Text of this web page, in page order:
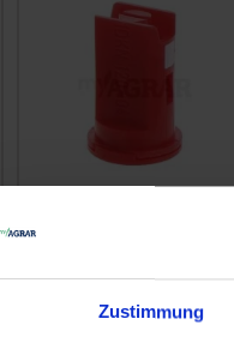
Zustimmung
Lechler Air-Injektor